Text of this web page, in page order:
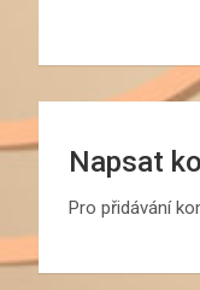
Napsat
Pro přidávání